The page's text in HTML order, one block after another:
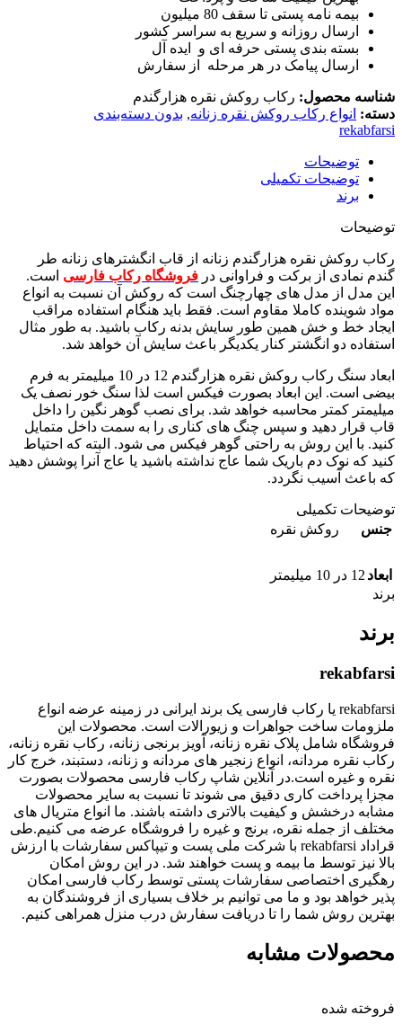
بیمه نامه پستی تا سقف 80 میلیون
ارسال روزانه و سریع به سراسر کشور
بسته بندی پستی حرفه ای و ایده آل
ارسال پیامک در هر مرحله از سفارش
شناسه محصول: رکاب روکش نقره هزارگندم
دسته: انواع رکاب روکش نقره زنانه, بدون دسته‌بندی
rekabfarsi
توضیحات
توضیحات تکمیلی
برند
توضیحات
رکاب روکش نقره هزارگندم زنانه از قاب انگشترهای زنانه طر
گندم نمادی از برکت و فراوانی در فروشگاه رکاب فارسی است.
این مدل از مدل های چهارچنگ است که روکش آن نسبت به انواع
مواد شوینده کاملا مقاوم است. فقط باید هنگام استفاده مراقب
ایجاد خط و خش همین طور سایش بدنه رکاب باشید. به طور مثال
استفاده دو انگشتر کنار یکدیگر باعث سایش آن خواهد شد.
ابعاد سنگ رکاب روکش نقره هزارگندم 12 در 10 میلیمتر به فرم
بیضی است. این ابعاد بصورت فیکس است لذا سنگ خور نصف یک
میلیمتر کمتر محاسبه خواهد شد. برای نصب گوهر نگین را داخل
قاب قرار دهید و سپس چنگ های کناری را به سمت داخل متمایل
کنید. با این روش به راحتی گوهر فیکس می شود. البته که احتیاط
کنید که نوک دم باریک شما عاج نداشته باشید یا عاج آنرا پوشش دهید
که باعث آسیب نگردد.
توضیحات تکمیلی
جنس
روکش نقره
ابعاد 12 در 10 میلیمتر
برند
برند
rekabfarsi
rekabfarsi یا رکاب فارسی یک برند ایرانی در زمینه عرضه انواع
ملزومات ساخت جواهرات و زیورالات است. محصولات این
فروشگاه شامل پلاک نقره زنانه، آویز برنجی زنانه، رکاب نقره زنانه،
رکاب نقره مردانه، انواع زنجیر های مردانه و زنانه، دستبند، خرج کار
نقره و غیره است.در آنلاین شاپ رکاب فارسی محصولات بصورت
مجزا پرداخت کاری دقیق می شوند تا نسبت به سایر محصولات
مشابه درخشش و کیفیت بالاتری داشته باشند. ما انواع متریال های
مختلف از جمله نقره، برنج و غیره را فروشگاه عرضه می کنیم.طی
قراداد rekabfarsi با شرکت ملی پست و تیپاکس سفارشات با ارزش
بالا نیز توسط ما بیمه و پست خواهند شد. در این روش امکان
رهگیری اختصاصی سفارشات پستی توسط رکاب فارسی امکان
پذیر خواهد بود و ما می توانیم بر خلاف بسیاری از فروشندگان به
بهترین روش شما را تا دریافت سفارش درب منزل همراهی کنیم.
محصولات مشابه
فروخته شده